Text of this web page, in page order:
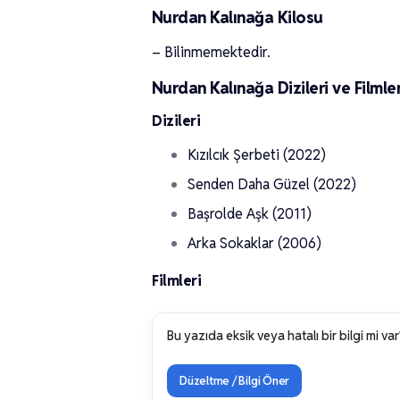
Nurdan Kalınağa Kilosu
– Bilinmemektedir.
Nurdan Kalınağa Dizileri ve
Dizileri
Kızılcık Şerbeti (2022)
Senden Daha Güzel (2022)
Başrolde Aşk (2011)
Arka Sokaklar (2006)
Filmleri
Bu yazıda eksik veya hatalı bir bilgi mi
Düzeltme / Bilgi Öner